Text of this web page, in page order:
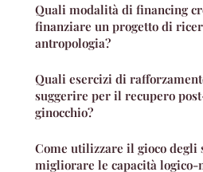
Quali modalità di financing
finanziare un progetto di
antropologia?
Quali esercizi di
suggerire per il recupero
ginocchio?
Come utilizzare il gioco degli
migliorare le capacità logico-